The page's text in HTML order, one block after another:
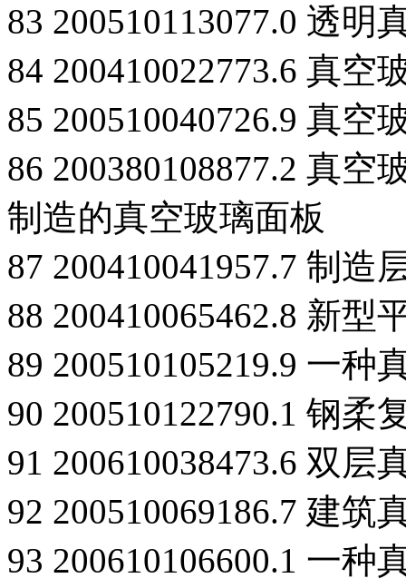
83 200510113077.0 透明
84 200410022773.6 真空
85 200510040726.9 真空
86 200380108877.2 真
制造的真空玻璃面板
87 200410041957.7 制造
88 200410065462.8 新
89 200510105219.9 一
90 200510122790.1 钢柔
91 200610038473.6 双
92 200510069186.7 建筑
93 200610106600.1 一种